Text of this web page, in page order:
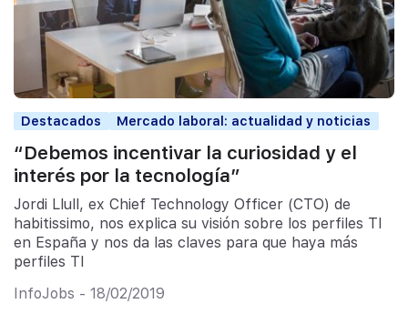
Destacados Mercado laboral: actualidad y noticias
“Debemos incentivar la curiosidad y el
interés por la tecnología”
Jordi Llull, ex Chief Technology Officer (CTO) de
habitissimo, nos explica su visión sobre los perfiles TI
en España y nos da las claves para que haya más
perfiles TI
InfoJobs - 18/02/2019